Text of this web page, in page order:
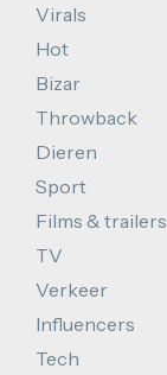
Virals
Hot
Bizar
Throwback
Dieren
Sport
Films & trailers
TV
Verkeer
Influencers
Tech